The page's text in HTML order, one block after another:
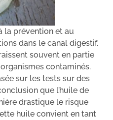
la prévention et au
dans le canal digestif.
souvent en partie
contaminés.
sur les tests sur des
que l’huile de
drastique le risque
huile convient en tant